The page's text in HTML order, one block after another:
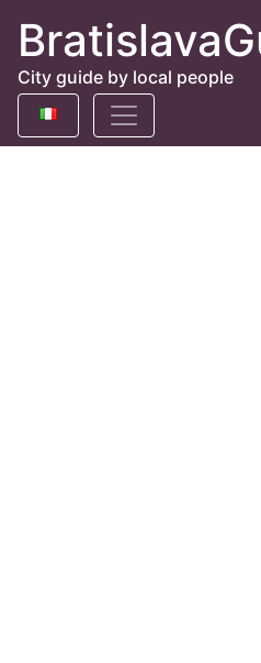
City guide by local people